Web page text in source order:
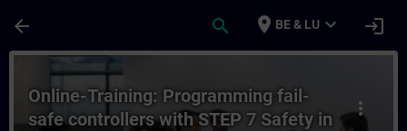
arrow_back search place BE & LU expand_more login
Cursus - Online-Training: Programming
more_vert
Online-Training: Programming fail-
safe controllers with STEP 7 Safety in